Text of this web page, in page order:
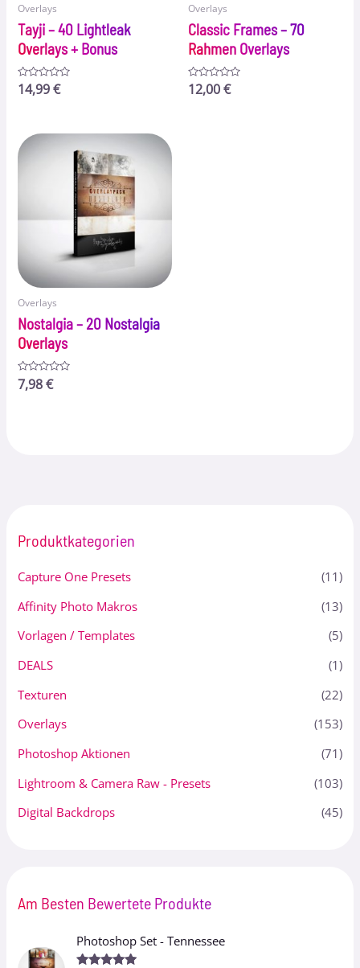
Produktkategorien
Capture One Presets
(11)
Affinity Photo Makros
(13)
Vorlagen / Templates
(5)
DEALS
(1)
Texturen
(22)
Overlays
(153)
Photoshop Aktionen
(71)
Lightroom & Camera Raw - Presets
(103)
Digital Backdrops
(45)
Am Besten Bewertete Produkte
Photoshop Set - Tennessee
Overlays
Tayji – 40 Lightleak
Overlays + Bonus
Bewertet
mit
14,99€
Overlays
Classic Frames – 70
Rahmen Overlays
Bewertet
mit
12,00€
Overlays
Nostalgia – 20 Nostalgia
Overlays
Bewertet
mit
7,98€